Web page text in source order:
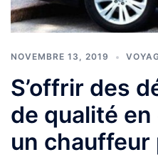
NOVEMBRE 13, 2019
S’offrir des
de qualité
un chauffeur